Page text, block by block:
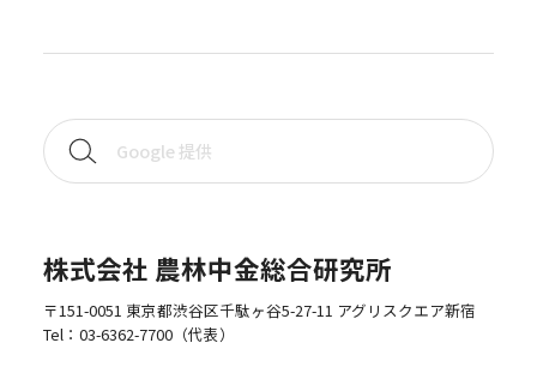
株式会社 農林中金総合研究所
〒151-0051 東京都渋谷区千駄ヶ谷5-27-11 アグリスクエア新宿
Tel： 03-6362-7700（代表）